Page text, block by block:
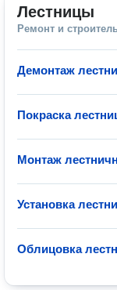
Лестницы
Ремонт и
Демонтаж
Покраска
Монтаж
Установка
Облицовка